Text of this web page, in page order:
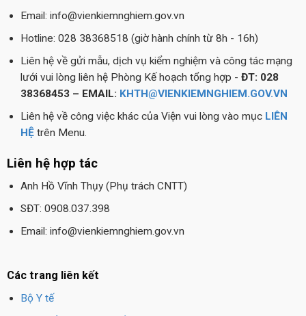
Email: info@vienkiemnghiem.gov.vn
Hotline: 028 38368518 (giờ hành chính từ 8h - 16h)
Liên hệ về gửi mẫu, dịch vụ kiểm nghiệm và công tác mạng
lưới vui lòng liên hệ Phòng Kế hoạch tổng hợp - ĐT: 028
38368453 – EMAIL: KHTH@VIENKIEMNGHIEM.GOV.VN
Liên hệ về công việc khác của Viện vui lòng vào mục LIÊN
HỆtrên Menu.
Liên hệ hợp tác
Anh Hồ Vĩnh Thụy (Phụ trách CNTT)
SĐT: 0908.037.398
Email: info@vienkiemnghiem.gov.vn
Các trang liên kết
Bộ Y tế